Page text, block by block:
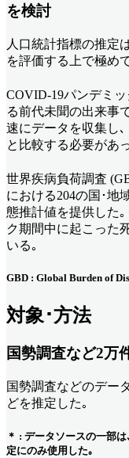
を検討
人口統計指標の推定
を評価する上で極め
COVID-19パンデミ
る前代未聞の出来事
速にデータを収集し
と比較する必要があ
世界疾病負荷調査
における204の国･地
態推計値を提供した｡
ク期間中に起こった
いる｡
GBD : Global Burden of
対象･方法
国勢調査など2万
国勢調査などのデー
どを推定した｡
＊ : データソースの一部
定にのみ使用した｡